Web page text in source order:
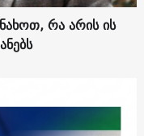
რა არის ის